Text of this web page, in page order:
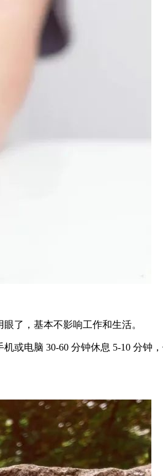
了，基本不影响工作和生活。
或电脑 30-60 分钟休息 5-10 分钟